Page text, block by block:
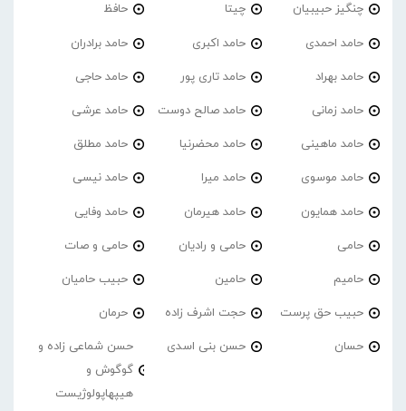
چنگیز حبیبیان چیتا حافظ
حامد احمدی حامد اکبری حامد برادران
حامد بهراد حامد تاری پور حامد حاجی
حامد زمانی حامد صالح دوست حامد عرشی
حامد ماهینی حامد محضرنیا حامد مطلق
حامد موسوی حامد میرا حامد نیسی
حامد همایون حامد هیرمان حامد وفایی
حامی حامی و رادیان حامی و صات
حامیم حامین حبیب حامیان
حبیب حق پرست حجت اشرف زاده حرمان
حسان حسن بنی اسدی
حسن شماعی زاده و
گوگوش و
هیپهاپولوژیست